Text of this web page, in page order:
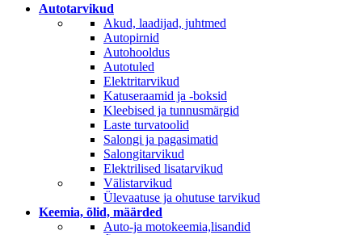
Autotarvikud
Akud, laadijad, juhtmed
Autopirnid
Autohooldus
Autotuled
Elektritarvikud
Katuseraamid ja -boksid
Kleebised ja tunnusmärgid
Laste turvatoolid
Salongi ja pagasimatid
Salongitarvikud
Elektrilised lisatarvikud
Välistarvikud
Ülevaatuse ja ohutuse tarvikud
Keemia, õlid, määrded
Auto-ja motokeemia,lisandid